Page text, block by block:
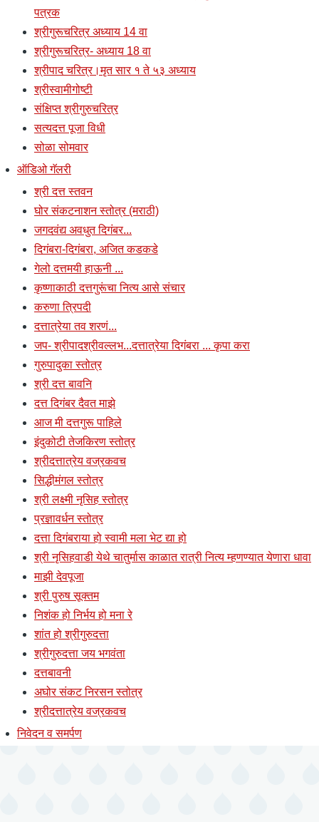
पत्रक
श्रीगुरूचरित्र अध्याय 14 वा
श्रीगुरूचरित्र- अध्याय 18 वा
श्रीपाद चरित्र।मृत सार १ ते ५३ अध्याय
श्रीस्वामीगोष्टी
संक्षिप्त श्रीगुरुचरित्र
सत्यदत्त पूजा विधी
सोळा सोमवार
ऑडिओ गॅलरी
श्री दत्त स्तवन
घोर संकटनाशन स्तोत्र (मराठी)
जगदवंद्य अवधुत दिगंबर...
दिगंबरा-दिगंबरा, अजित कडकडे
गेलो दत्तमयी हाऊनी ...
कृष्णाकाठी दत्तगुरूंचा नित्य आसे संचार
करुणा त्रिपदी
दत्तात्रेया तव शरणं...
जप- श्रीपादश्रीवल्लभ...दत्तात्रेया दिगंबरा ... कृपा करा
गुरुपादुका स्तोत्र
श्री दत्त बावनि
दत्त दिगंबर दैवत माझे
आज मी दत्तगुरू पाहिले
इंदुकोटी तेजकिरण स्तोत्र
श्रीदत्तात्रेय वज्रकवच
सिद्धीमंगल स्तोत्र
श्री लक्ष्मी नृसिह स्तोत्र
प्रज्ञावर्धन स्तोत्र
दत्ता दिगंबराया हो स्वामी मला भेट द्या हो
श्री नृसिहवाडी येथे चातुर्मास काळात रात्री नित्य म्हणण्यात येणारा धावा
माझी देवपूजा
श्री पुरुष सूक्तम
निशंक हो निर्भय हो मना रे
शांत हो श्रीगुरुदत्ता
श्रीगुरुदत्ता जय भगवंता
दत्तबावनी
अघोर संकट निरसन स्तोत्र
श्रीदत्तात्रेय वज्रकवच
निवेदन व समर्पण